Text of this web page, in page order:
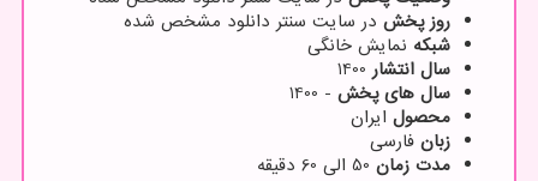
روز پخش در سایت سنتر دانلود مشخص شده
شبکه نمایش خانگی
سال انتشار 1400
سال های پخش - 1400
محصول ایران
زبان فارسی
مدت زمان 50 الی 60 دقیقه